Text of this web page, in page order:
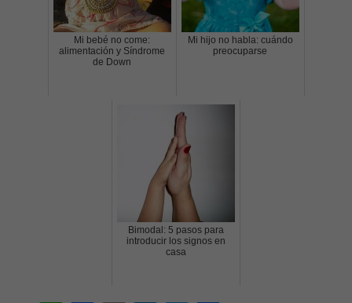
Mi bebé no come:
alimentación y Síndrome
de Down
Mi hijo no habla: cuándo
preocuparse
Bimodal: 5 pasos para
introducir los signos en
casa